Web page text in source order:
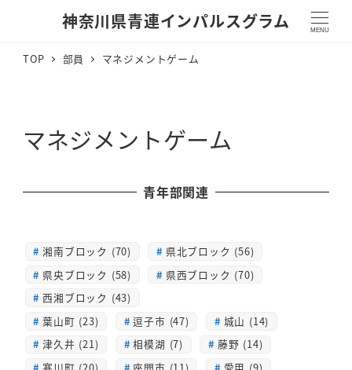
神奈川県青連インパルスグラム MENU
TOP 部員 マネジメントゲーム
マネジメントゲーム
青年部関連
湘南ブロック (70)
県北ブロック (56)
県央ブロック (58)
県西ブロック (70)
西湘ブロック (43)
葉山町 (23)
逗子市 (47)
城山 (14)
津久井 (21)
相模湖 (7)
藤野 (14)